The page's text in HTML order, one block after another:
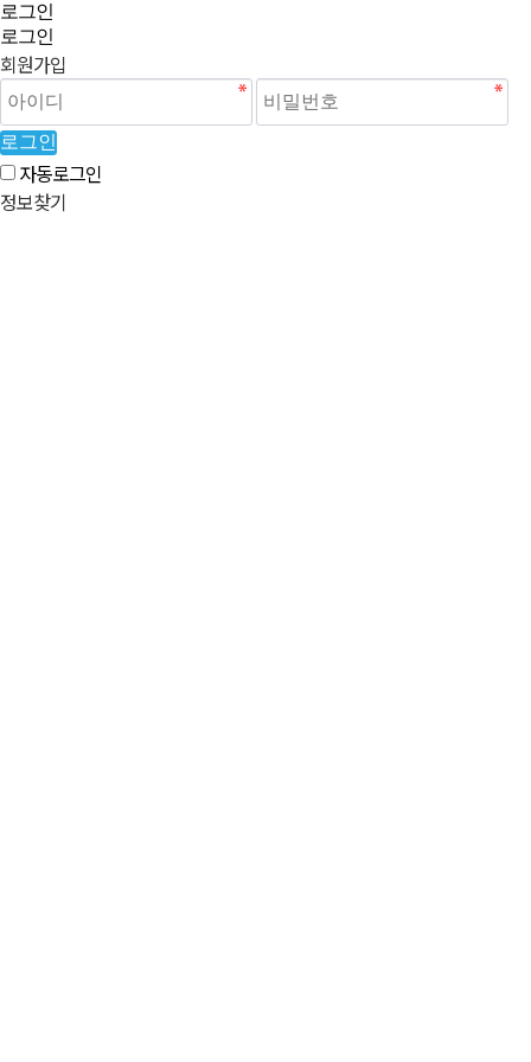
로그인
로그인
회원가입
로그인
자동로그인
정보찾기